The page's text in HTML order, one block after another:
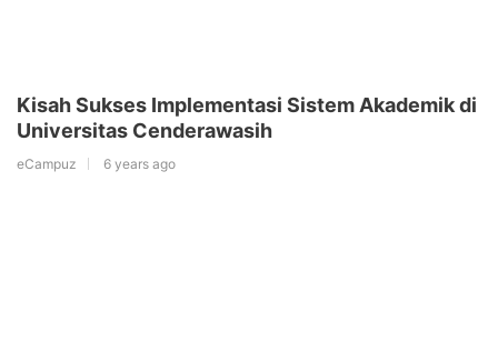
Kisah Sukses Implementasi Sistem Akademik di
Universitas Cenderawasih
eCampuz 6 years ago